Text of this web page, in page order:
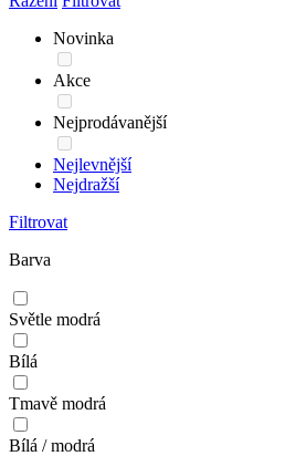
Novinka
Akce
Nejprodávanější
Nejlevnější
Nejdražší
Filtrovat
Barva
Světle modrá
Bílá
Tmavě modrá
Bílá / modrá